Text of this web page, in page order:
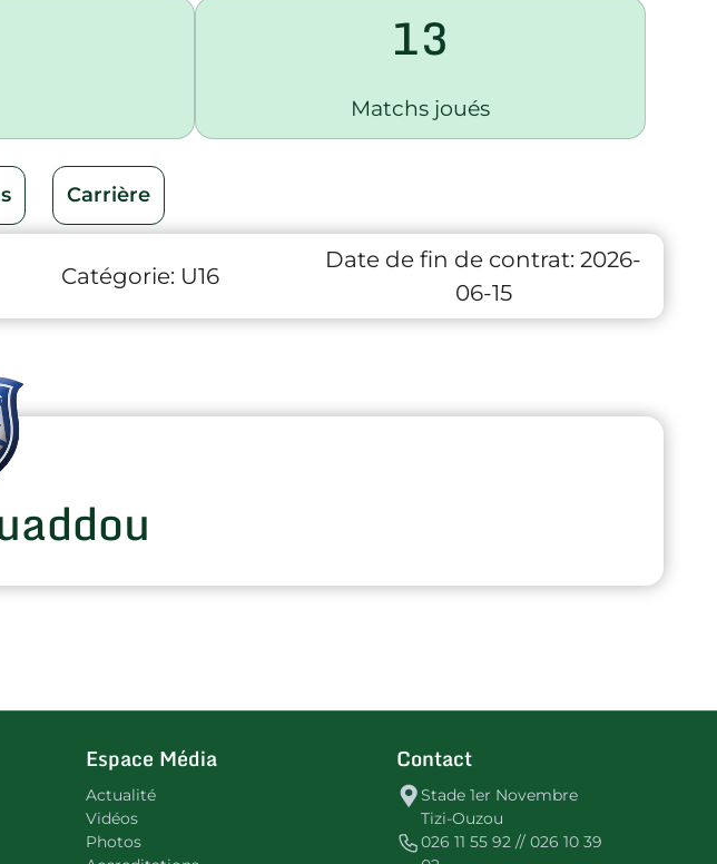
13
Matchs joués
Carrière
Catégorie: U16
Date de fin de contrat: 2026-
06-15
Espace Média
Actualité
Vidéos
Photos
Contact
Stade 1er Novembre
Tizi-Ouzou
026 11 55 92 // 026 10 39